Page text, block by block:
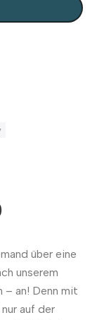
über eine
unserem
– an! Denn mit
auf der